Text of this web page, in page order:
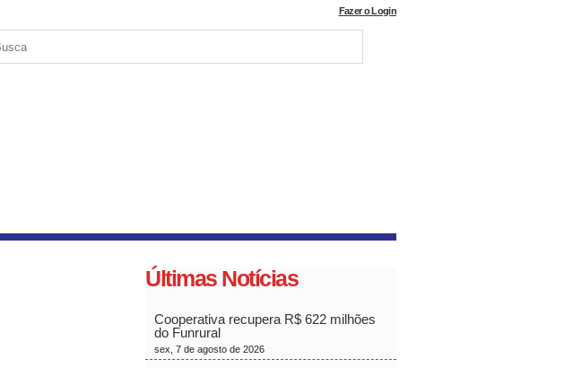
Fazer o Login
Últimas Notícias
Cooperativa recupera R$ 622 milhões
do Funrural
sex, 7 de agosto de 2026